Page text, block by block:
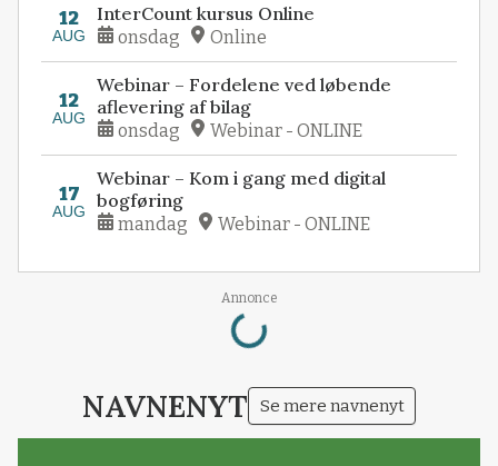
12
AUG
InterCount kursus Online
onsdag Online
12
AUG
Webinar – Fordelene ved løbende
aflevering af bilag
onsdag Webinar - ONLINE
17
AUG
Webinar – Kom i gang med digital
bogføring
mandag Webinar - ONLINE
Annonce
Loading...
NAVNENYT Se mere navnenyt